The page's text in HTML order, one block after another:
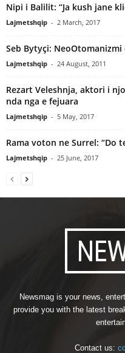
Nipi i Balilit: “Ja kush jane
Lajmetshqip - 2 March, 2017
Seb Bytyçi:
Lajmetshqip - 24 August, 2011
Rezart Veleshnja, aktori i
nda nga e fejuara
Lajmetshqip - 5 May, 2017
Rama voton ne Surrel: “Do
Lajmetshqip - 25 June, 2017
Newsmag is your news,
provide you with the latest
Contact us: